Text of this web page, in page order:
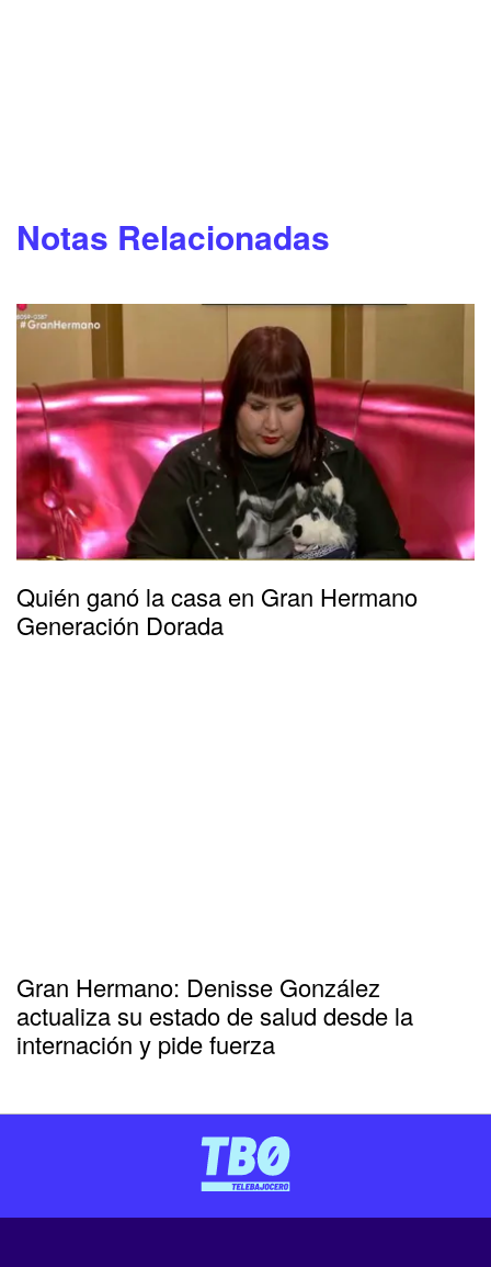
Notas Relacionadas
Quién ganó la casa en Gran Hermano
Generación Dorada
Gran Hermano: Denisse González
actualiza su estado de salud desde la
internación y pide fuerza